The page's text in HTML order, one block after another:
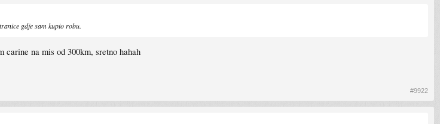
gdje sam kupio robu.
na mis od 300km, sretno hahah
#9922